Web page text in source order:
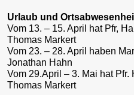
Urlaub und
Vom 13. – 15. April hat Pfr,
Thomas Markert
Vom 23. – 28. April haben
Jonathan Hahn
Vom 29.April – 3. Mai hat Pfr.
Thomas Markert